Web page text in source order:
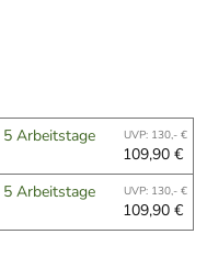
5 Arbeitstage
UVP: 130,- €
109,90 €
5 Arbeitstage
UVP: 130,- €
109,90 €